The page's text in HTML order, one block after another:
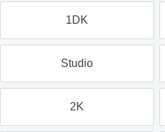
1DK
Studio
2K